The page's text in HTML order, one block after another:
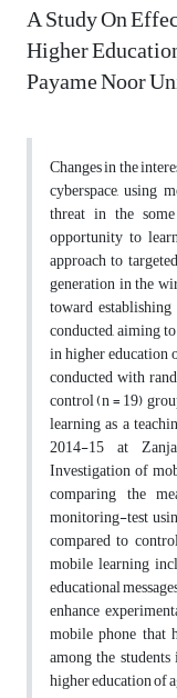
A Study On
Higher
Payame Noor
Changes in the
cyberspace, using
threat in the
opportunity to
approach to
generation in the
toward
conducted, aiming
in higher education
conducted with
control (n = 19)
learning as a
2014-15 at
Investigation of
comparing the
monitoring-test
compared to
mobile learning
educational
enhance
mobile phone that
among the
higher education of